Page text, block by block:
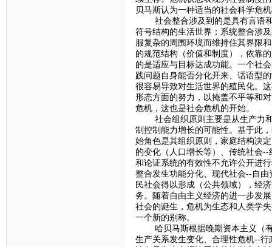
贝马斯认为一种适当的社会科学危
社会整合涉及到的是具有言语和
符号结构的生活世界；系统整合涉
服复杂的周围环境而维持住其界限
的规范结构（价值和制度），依靠
的是适应与目标达成功能。一个社
践问题自身能否分化开来、话语型
很容易导致对生活世界的殖民化。
形态方面的努力，以掩盖不平等和
危机，这也是社会危机的开始。
社会组织原则主要是从生产力和
制控制能力增长的可能性。基于此
始角色是其组织原则，家庭结构决
的变化（人口增长等）、传统社会
和论证系统的有效性不允许公开进
整合发生功能分化、现代社会--自
民社会得以形成（公共领域），经
务。随着自由主义经济的进一步发
社会的诞生，危机为生态和人类学
一个新的别称。
哈贝马斯根据晚期资本主义（有
生产关系发生变化、合理性危机--